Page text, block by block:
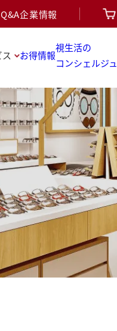
Q&A企業情報
お得情報
視生活の
コンシェルジュ